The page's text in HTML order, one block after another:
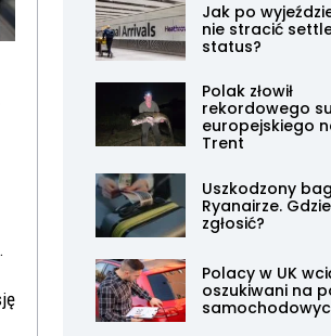
Jak po
nie stracić
status?
Polak złowił
rekordowego
europejskiego
Trent
Uszkodzony
Ryanairze.
zgłosić?
Polacy w UK
oszukiwani na